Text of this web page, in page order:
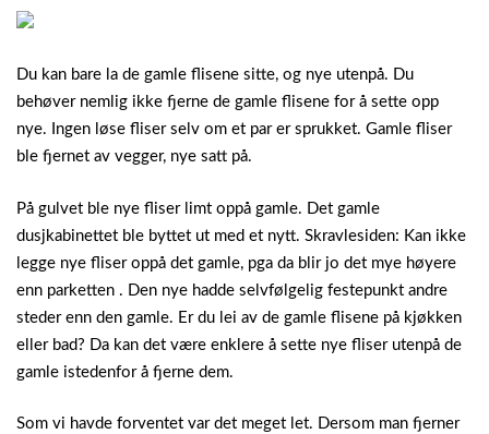
Du kan bare la de gamle flisene sitte, og nye utenpå. Du
behøver nemlig ikke fjerne de gamle flisene for å sette opp
nye. Ingen løse fliser selv om et par er sprukket. Gamle fliser
ble fjernet av vegger, nye satt på.
På gulvet ble nye fliser limt oppå gamle. Det gamle
dusjkabinettet ble byttet ut med et nytt. Skravlesiden: Kan ikke
legge nye fliser oppå det gamle, pga da blir jo det mye høyere
enn parketten . Den nye hadde selvfølgelig festepunkt andre
steder enn den gamle. Er du lei av de gamle flisene på kjøkken
eller bad? Da kan det være enklere å sette nye fliser utenpå de
gamle istedenfor å fjerne dem.
Som vi havde forventet var det meget let. Dersom man fjerner